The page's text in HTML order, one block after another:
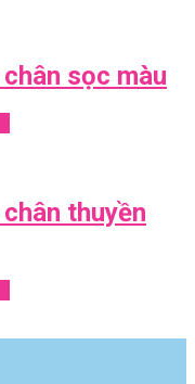
sọc màu
thuyền